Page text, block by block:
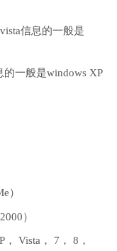
信息的一般是
一般是windows XP
）
）
Vista， 7， 8，